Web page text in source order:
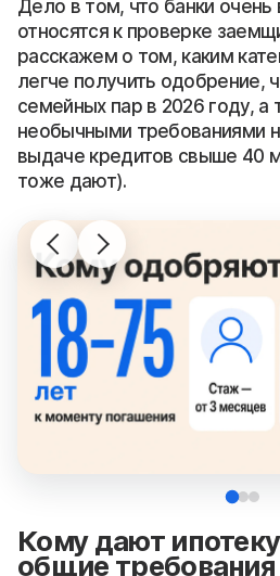
Дело в том, что банки очень
относятся к проверке
расскажем о том, каким
легче получить одобрение,
семейных пар в 2026 году,
необычными требованиями
выдаче кредитов свыше 40
тоже дают).
Кому дают
общие требования